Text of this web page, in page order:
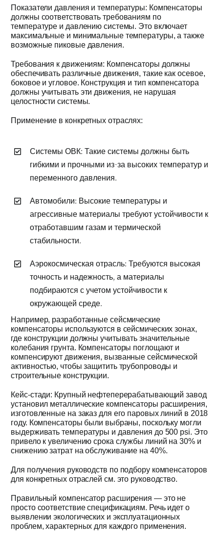
Показатели давления и температуры: Компенсаторы
должны соответствовать требованиям по
температуре и давлению системы. Это включает
максимальные и минимальные температуры, а также
возможные пиковые давления.
Требования к движениям: Компенсаторы должны
обеспечивать различные движения, такие как осевое,
боковое и угловое. Конструкция и тип компенсатора
должны учитывать эти движения, не нарушая
целостности системы.
Применение в конкретных отраслях:
Системы ОВК: Такие системы должны быть
гибкими и прочными из-за высоких температур и
переменного давления.
Автомобили: Высокие температуры и
агрессивные материалы требуют устойчивости к
отработавшим газам и термической
стабильности.
Аэрокосмическая отрасль: Требуются высокая
точность и надежность, а материалы
подбираются с учетом устойчивости к
окружающей среде.
Например, разработанные сейсмические
компенсаторы используются в сейсмических зонах,
где конструкции должны учитывать значительные
колебания грунта. Компенсаторы поглощают и
компенсируют движения, вызванные сейсмической
активностью, чтобы защитить трубопроводы и
строительные конструкции.
Кейс-стади: Крупный нефтеперерабатывающий завод
установил металлические компенсаторы расширения,
изготовленные на заказ для его паровых линий в 2018
году. Компенсаторы были выбраны, поскольку могли
выдерживать температуры и давления до 500 psi. Это
привело к увеличению срока службы линий на 30% и
снижению затрат на обслуживание на 40%.
Для получения руководств по подбору компенсаторов
для конкретных отраслей см. это руководство.
Правильный компенсатор расширения — это не
просто соответствие спецификациям. Речь идет о
выявлении экологических и эксплуатационных
проблем, характерных для каждого применения.